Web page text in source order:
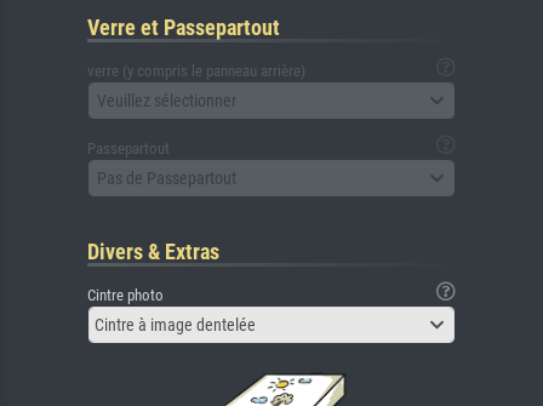
Verre et Passepartout
verre (y compris le panneau arrière)
Veuillez sélectionner
Passepartout
Pas de Passepartout
Divers & Extras
Cintre photo
Cintre à image dentelée